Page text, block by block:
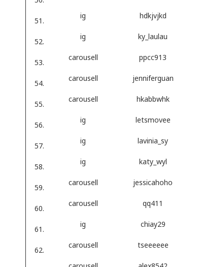
ig hdkjvjkd
ig ky_laulau
carousell ppcc913
carousell jenniferguan
carousell hkabbwhk
ig letsmovee
ig lavinia_sy
ig katy_wyl
carousell jessicahoho
carousell qq411
ig chiay29
carousell tseeeeee